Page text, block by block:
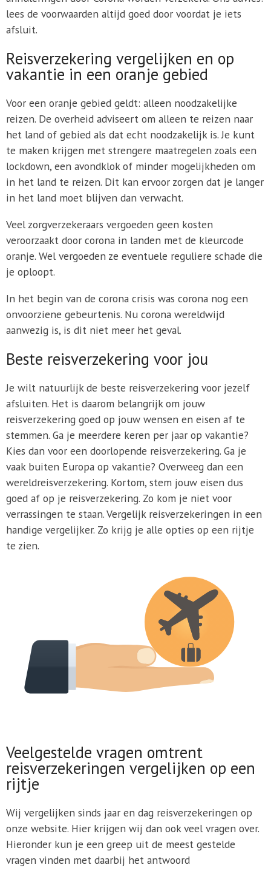
lees de voorwaarden altijd goed door voordat je iets
afsluit.
Reisverzekering vergelijken en op
vakantie in een oranje gebied
Voor een oranje gebied geldt: alleen noodzakelijke
reizen. De overheid adviseert om alleen te reizen naar
het land of gebied als dat echt noodzakelijk is. Je kunt
te maken krijgen met strengere maatregelen zoals een
lockdown, een avondklok of minder mogelijkheden om
in het land te reizen. Dit kan ervoor zorgen dat je langer
in het land moet blijven dan verwacht.
Veel zorgverzekeraars vergoeden geen kosten
veroorzaakt door corona in landen met de kleurcode
oranje. Wel vergoeden ze eventuele reguliere schade die
je oploopt.
In het begin van de corona crisis was corona nog een
onvoorziene gebeurtenis. Nu corona wereldwijd
aanwezig is, is dit niet meer het geval.
Beste reisverzekering voor jou
Je wilt natuurlijk de beste reisverzekering voor jezelf
afsluiten. Het is daarom belangrijk om jouw
reisverzekering goed op jouw wensen en eisen af te
stemmen. Ga je meerdere keren per jaar op vakantie?
Kies dan voor een doorlopende reisverzekering. Ga je
vaak buiten Europa op vakantie? Overweeg dan een
wereldreisverzekering. Kortom, stem jouw eisen dus
goed af op je reisverzekering. Zo kom je niet voor
verrassingen te staan. Vergelijk reisverzekeringen in een
handige vergelijker. Zo krijg je alle opties op een rijtje
te zien.
Veelgestelde vragen omtrent
reisverzekeringen vergelijken op een
rijtje
Wij vergelijken sinds jaar en dag reisverzekeringen op
onze website. Hier krijgen wij dan ook veel vragen over.
Hieronder kun je een greep uit de meest gestelde
vragen vinden met daarbij het antwoord